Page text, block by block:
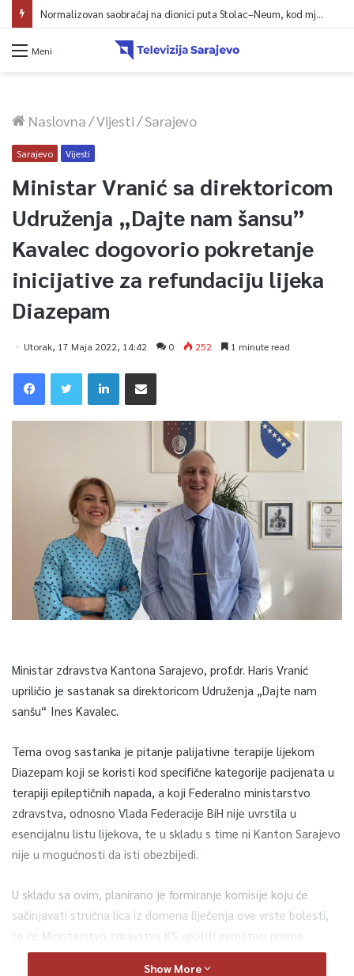
Normalizovan saobraćaj na dionici puta Stolac–Neum, kod mjesta Udora, nakon nezgode
Meni
Naslovna/Vijesti/Sarajevo
Sarajevo Vijesti
Ministar Vranić sa direktoricom
Udruženja „Dajte nam šansu”
Kavalec dogovorio pokretanje
inicijative za refundaciju lijeka
Diazepam
Utorak, 17 Maja 2022, 14:42 0 252 1 minute read
Ministar zdravstva Kantona Sarajevo, prof.dr. Haris Vranić
upriličio je sastanak sa direktoricom Udruženja „Dajte nam
sanšu“ Ines Kavalec.
Tema ovog sastanka je pitanje palijativne terapije lijekom
Diazepam koji se koristi kod specifične kategorije pacijenata u
terapiji epileptičnih napada, a koji Federalno ministarstvo
zdravstva, odnosno Vlada Federacije BiH nije uvrstila u
esencijalnu listu lijekova, te u skladu s time ni Kanton Sarajevo
nije u mogućnosti da isti obezbijedi.
U skladu sa ovim, planirano je formiranje komisije koju će
sačinjavati stručna lica iz domena liječenja ove vrste bolesti,
te će Ministarstvo zdravstva KS uputiti inicijativu prema
Zavodu zdravstvenog osiguranja KS za refundaciju za jedan
Show More